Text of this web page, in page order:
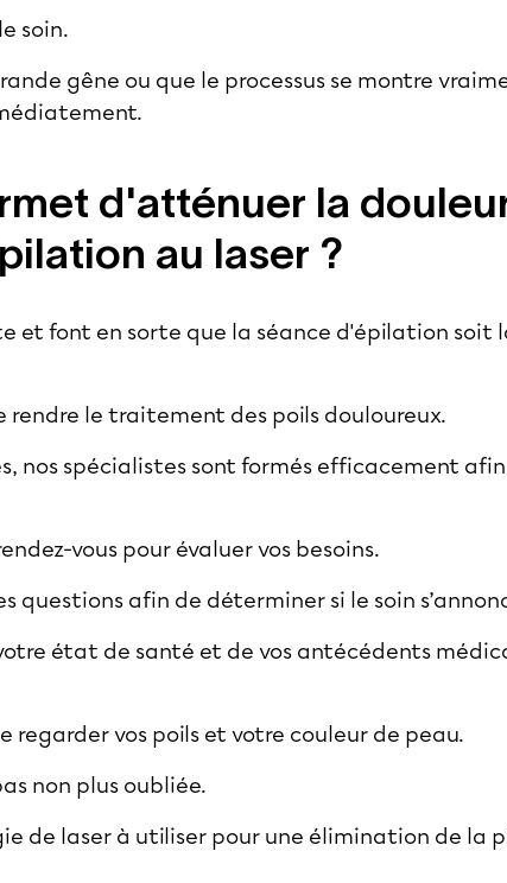
soin.
gêne ou que le processus se montre
d'atténuer la
au laser ?
et font en sorte que la séance d'épilation soit
rendre le traitement des poils douloureux.
nos spécialistes sont formés efficacement afin
vous pour évaluer vos besoins.
questions afin de déterminer si le soin
état de santé et de vos antécédents
regarder vos poils et votre couleur de peau.
non plus oubliée.
de laser à utiliser pour une élimination de la